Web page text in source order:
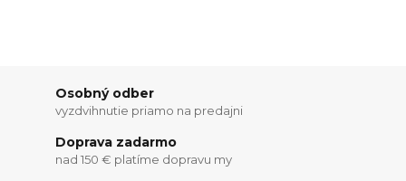
Osobný odber
vyzdvihnutie priamo na predajni
Doprava zadarmo
nad 150 € platíme dopravu my